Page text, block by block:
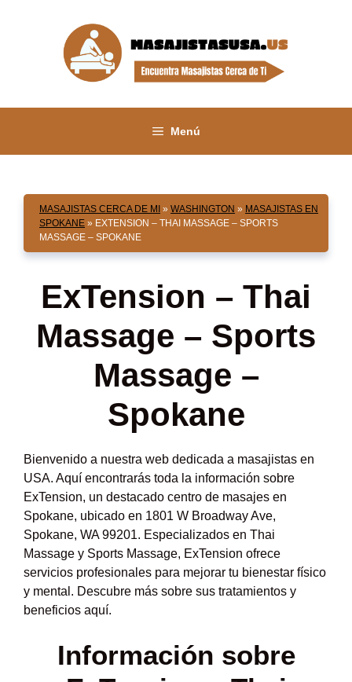
Menú
MASAJISTAS CERCA DE MI » WASHINGTON » MASAJISTAS EN
SPOKANE » EXTENSION – THAI MASSAGE – SPORTS
MASSAGE – SPOKANE
ExTension – Thai
Massage – Sports
Massage –
Spokane
Bienvenido a nuestra web dedicada a masajistas en
USA. Aquí encontrarás toda la información sobre
ExTension, un destacado centro de masajes en
Spokane, ubicado en 1801 W Broadway Ave,
Spokane, WA 99201. Especializados en Thai
Massage y Sports Massage, ExTension ofrece
servicios profesionales para mejorar tu bienestar físico
y mental. Descubre más sobre sus tratamientos y
beneficios aquí.
Información sobre